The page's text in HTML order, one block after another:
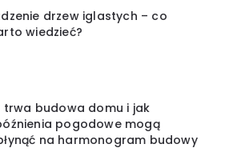
drzew iglastych – co
wiedzieć?
trwa budowa domu i jak
pogodowe mogą
na harmonogram budowy